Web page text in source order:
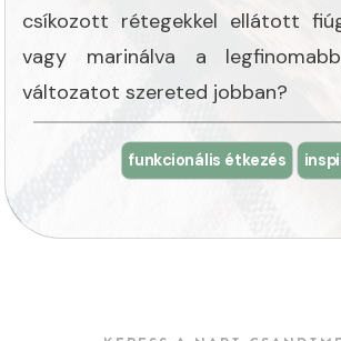
csíkozott rétegekkel ellátott
vagy marinálva a
változatot szereted jobban?
funkcionális étkezés